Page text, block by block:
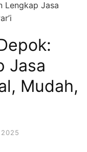
Jasa
Mudah,
2025